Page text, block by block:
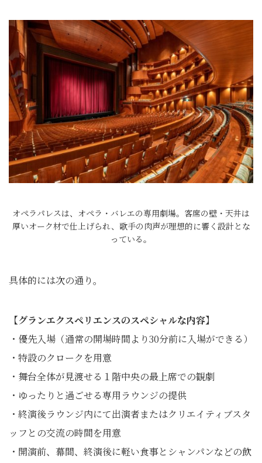
オペラパレスは、オペラ・バレエの専用劇場。客席の壁・天井は
厚いオーク材で仕上げられ、歌手の肉声が理想的に響く設計とな
っている。
具体的には次の通り。
【グランエクスペリエンスのスペシャルな内容】
・優先入場（通常の開場時間より30分前に入場ができる）
・特設のクロークを用意
・舞台全体が見渡せる１階中央の最上席での観劇
・ゆったりと過ごせる専用ラウンジの提供
・終演後ラウンジ内にて出演者またはクリエイティブスタ
ッフとの交流の時間を用意
・開演前、幕間、終演後に軽い食事とシャンパンなどの飲